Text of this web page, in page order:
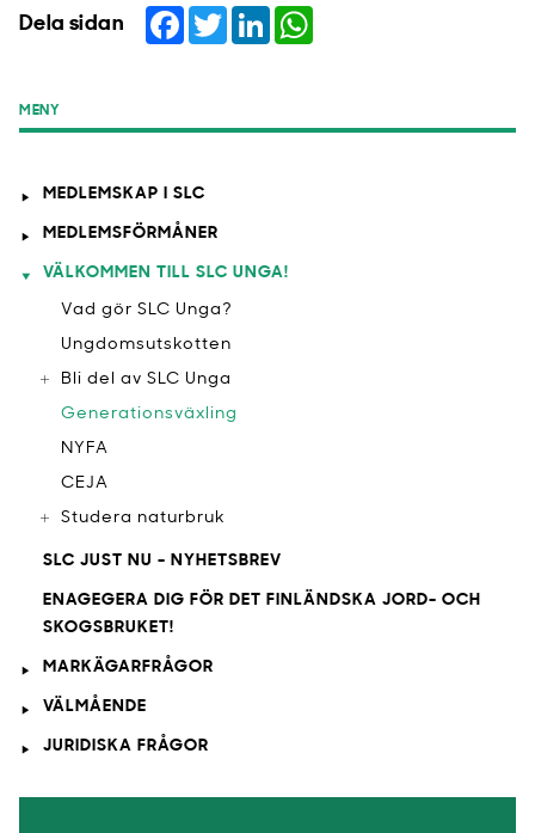
Dela sidan Facebook
TwitterLinkedIn
MENY
MEDLEMSKAP I SLC
MEDLEMSFÖRMÅNER
VÄLKOMMEN TILL SLC UNGA!
Vad gör SLC Unga?
Ungdomsutskotten
Bli del av SLC Unga
Generationsväxling
NYFA
CEJA
Studera naturbruk
SLC JUST NU - NYHETSBREV
ENAGEGERA DIG FÖR DET FINLÄNDSKA JORD- OCH
SKOGSBRUKET!
MARKÄGARFRÅGOR
VÄLMÅENDE
JURIDISKA FRÅGOR